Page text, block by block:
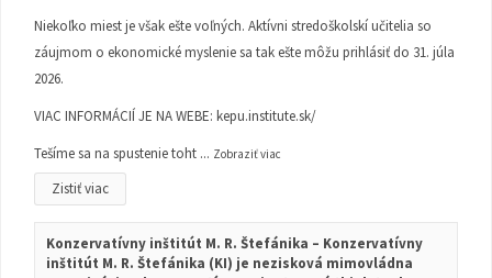
Niekoľko miest je však ešte voľných. Aktívni stredoškolskí učitelia so
záujmom o ekonomické myslenie sa tak ešte môžu prihlásiť do 31. júla
2026.
VIAC INFORMÁCIÍ JE NA WEBE: kepu.institute.sk/
Tešíme sa na spustenie toht ... Zobraziť viac
Zistiť viac
Konzervatívny inštitút M. R. Štefánika – Konzervatívny
inštitút M. R. Štefánika (KI) je nezisková mimovládna